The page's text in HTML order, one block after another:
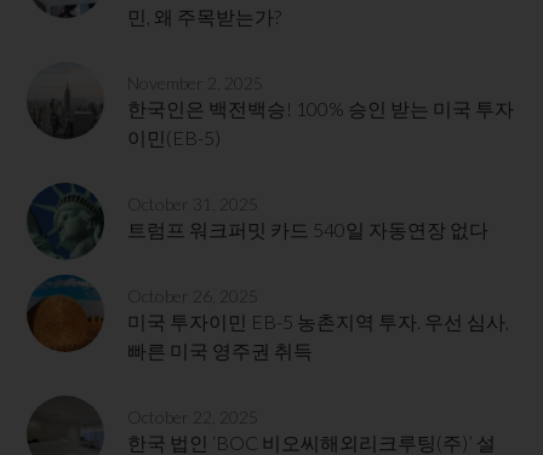
민, 왜 주목받는가?
November 2, 2025
한국인은 백전백승! 100% 승인 받는 미국 투자
이민(EB-5)
October 31, 2025
트럼프 워크퍼밋 카드 540일 자동연장 없다
October 26, 2025
미국 투자이민 EB-5 농촌지역 투자. 우선 심사,
빠른 미국 영주권 취득
October 22, 2025
한국 법인 ‘BOC 비오씨해외리크루팅(주)’ 설